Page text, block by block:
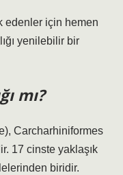
edenler için hemen
yenilebilir bir
mı?
Carcharhiniformes
17 cinste yaklaşık
biridir.